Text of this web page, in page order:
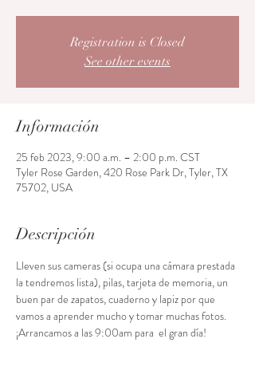
Registration is Closed
See other events
Información
25 feb 2023, 9:00 a.m. – 2:00 p.m. CST
Tyler Rose Garden, 420 Rose Park Dr, Tyler, TX
75702, USA
Descripción
Lleven sus cameras (si ocupa una cámara prestada
la tendremos lista), pilas, tarjeta de memoria, un
buen par de zapatos, cuaderno y lapiz por que
vamos a aprender mucho y tomar muchas fotos.
¡Arrancamos a las 9:00am para  el gran día!